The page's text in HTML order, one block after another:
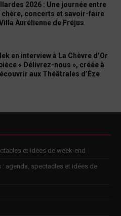
2026 : Une journée entre
chère, concerts et savoir-faire
Aurélienne de Fréjus
en interview à La Chèvre d’Or
« Délivrez-nous », créée à
aux Théâtrales d’Èze
et idées de week-end
agenda, spectacles et idées de